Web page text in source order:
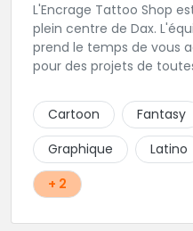
L'Encrage Tattoo Shop
plein centre de Dax.
prend le temps de vous
pour des projets de
Traits fins, Newschool,
Cartoon Fantasy
Graphique
Latino
+ 2